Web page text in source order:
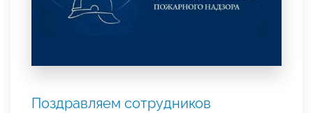
Поздравляем сотрудников